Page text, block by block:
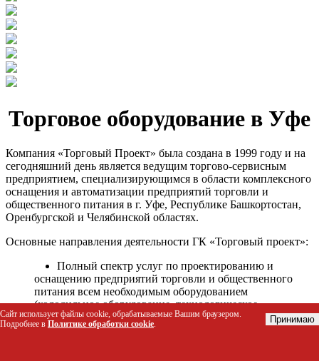
Торговое оборудование в Уфе
Компания «Торговый Проект» была создана в 1999 году и на
сегодняшний день является ведущим торгово-сервисным
предприятием, специализирующимся в области комплексного
оснащения и автоматизации предприятий торговли и
общественного питания в г. Уфе, Республике Башкортостан,
Оренбургской и Челябинской областях.
Основные направления деятельности ГК «Торговый проект»:
Полный спектр услуг по проектированию и
оснащению предприятий торговли и общественного
питания всем необходимым оборудованием
(холодильное оборудование, технологическое
оборудование, стеллажное оборудование и т.д.);
Автоматизация торговых процессов и внедрения
Сайт использует файлы cookie, обрабатываемые Вашим браузером.
Подробнее в Политике обработки cookie. Принимаю